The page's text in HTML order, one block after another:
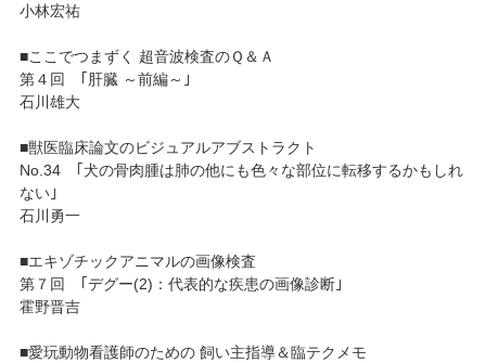
小林宏祐
■ここでつまずく 超音波検査のＱ＆Ａ
第４回 ｢肝臓 ～前編～｣
石川雄大
■獣医臨床論文のビジュアルアブストラクト
No.34 ｢犬の骨肉腫は肺の他にも色々な部位に転移するかもしれ
ない｣
石川勇一
■エキゾチックアニマルの画像検査
第７回 ｢デグー(2)：代表的な疾患の画像診断｣
霍野晋吉
■愛玩動物看護師のための 飼い主指導＆臨テクメモ